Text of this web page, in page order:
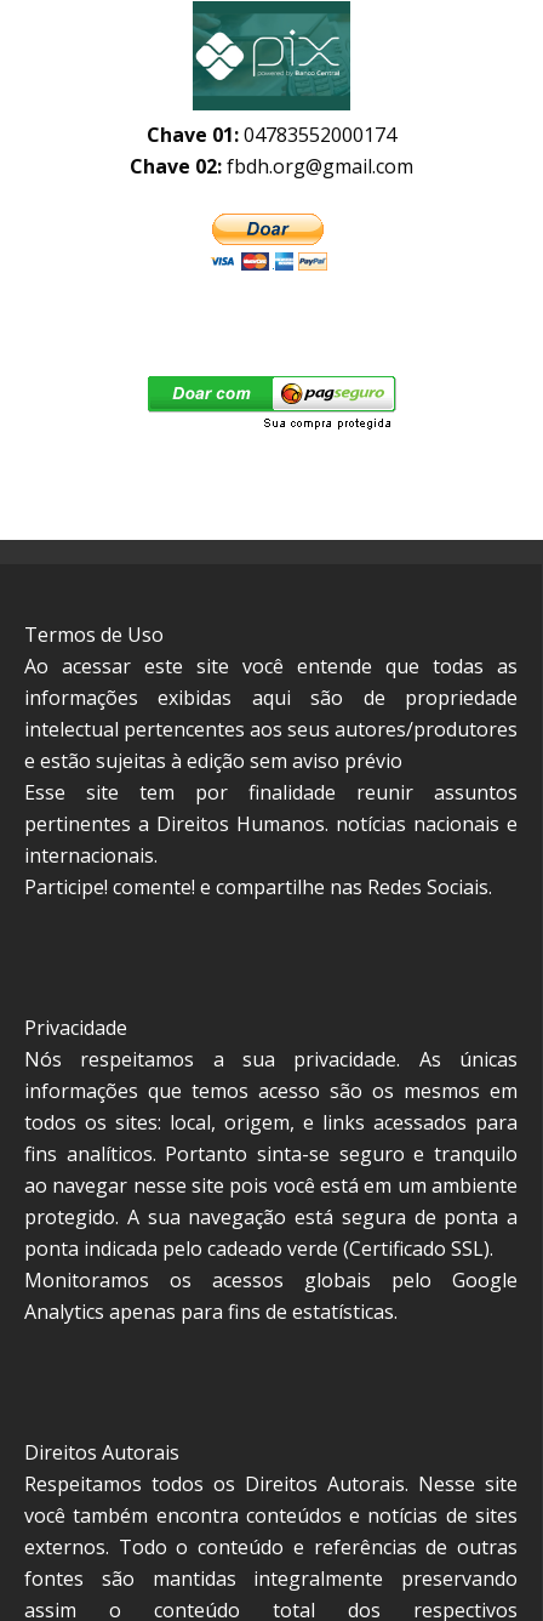
Chave 01:04783552000174
Chave 02:fbdh.org@gmail.com
Termos de Uso
Ao acessar este site você entende que todas as
informações exibidas aqui são de propriedade
intelectual pertencentes aos seus autores/produtores
e estão sujeitas à edição sem aviso prévio
Esse site tem por finalidade reunir assuntos
pertinentes a Direitos Humanos. notícias nacionais e
internacionais.
Participe! comente! e compartilhe nas Redes Sociais.
Privacidade
Nós respeitamos a sua privacidade. As únicas
informações que temos acesso são os mesmos em
todos os sites: local, origem, e links acessados para
fins analíticos. Portanto sinta-se seguro e tranquilo
ao navegar nesse site pois você está em um ambiente
protegido. A sua navegação está segura de ponta a
ponta indicada pelo cadeado verde (Certificado SSL).
Monitoramos os acessos globais pelo Google
Analytics apenas para fins de estatísticas.
Direitos Autorais
Respeitamos todos os Direitos Autorais. Nesse site
você também encontra conteúdos e notícias de sites
externos. Todo o conteúdo e referências de outras
fontes são mantidas integralmente preservando
assim o conteúdo total dos respectivos